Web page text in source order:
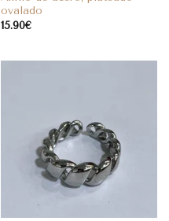
ovalado
15.90€